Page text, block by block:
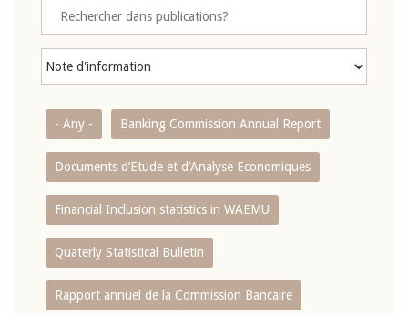
- Any - Banking Commission Annual Report
Documents d’Etude et d’Analyse Economiques
Financial Inclusion statistics in WAEMU
Quaterly Statistical Bulletin
Rapport annuel de la Commission Bancaire